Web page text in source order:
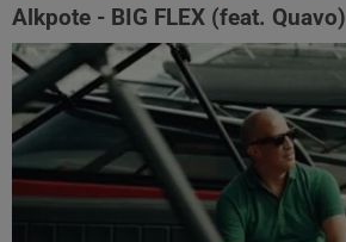
Alkpote - BIG FLEX (feat. Quavo)